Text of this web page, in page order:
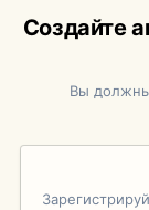
Создайте
Вы должны